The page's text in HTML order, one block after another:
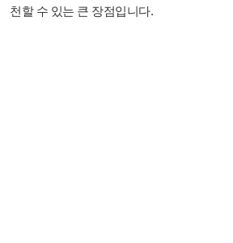
천할 수 있는 큰 장점입니다.